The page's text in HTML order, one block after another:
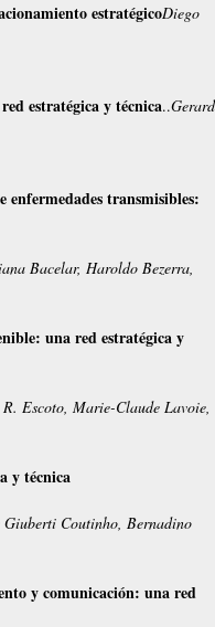
estratégicoDiego
estratégica y técnica..
enfermedades transmisibles:
Bacelar, Haroldo Bezerra,
una red estratégica y
Escoto, Marie-Claude Lavoie,
y técnica
Coutinho, Bernadino
y comunicación: una red